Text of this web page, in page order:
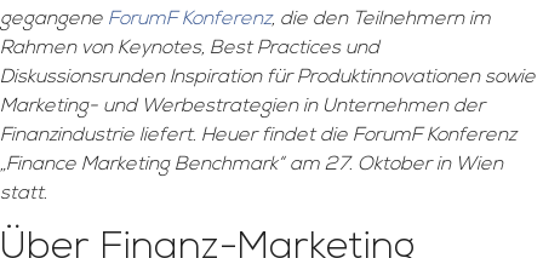
gegangene ForumF Konferenz, die den Teilnehmern im
Rahmen von Keynotes, Best Practices und
Diskussionsrunden Inspiration für Produktinnovationen sowie
Marketing- und Werbestrategien in Unternehmen der
Finanzindustrie liefert. Heuer findet die ForumF Konferenz
„Finance Marketing Benchmark“ am 27. Oktober in Wien
statt.
Über Finanz-Marketing